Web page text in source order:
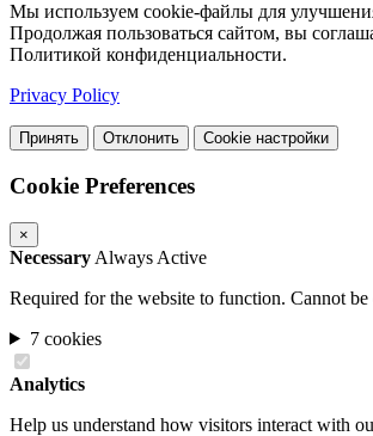
Мы используем cookie-файлы для
Продолжая пользоваться сайтом, вы
Политикой конфиденциальности.
Privacy Policy
Принять Отклонить Cookie настройки
Cookie Preferences
×
Necessary Always Active
Required for the website to function. Cannot be
7 cookies
Analytics
Help us understand how visitors interact with